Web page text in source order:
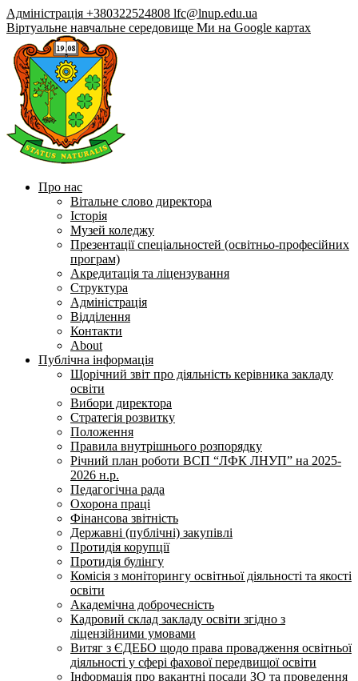
Адміністрація +380322524808 lfc@lnup.edu.ua
Віртуальне навчальне середовище Ми на Google картах
Про нас
Вітальне слово директора
Історія
Музей коледжу
Презентації спеціальностей (освітньо-професійних
програм)
Акредитація та ліцензування
Структура
Адміністрація
Відділення
Контакти
About
Публічна інформація
Щорічний звіт про діяльність керівника закладу
освіти
Вибори директора
Стратегія розвитку
Положення
Правила внутрішнього розпорядку
Річний план роботи ВСП “ЛФК ЛНУП” на 2025-
2026 н.р.
Педагогічна рада
Охорона праці
Фінансова звітність
Державні (публічні) закупівлі
Протидія корупції
Протидія булінгу
Комісія з моніторингу освітньої діяльності та якості
освіти
Академічна доброчесність
Кадровий склад закладу освіти згідно з
ліцензійними умовами
Витяг з ЄДЕБО щодо права провадження освітньої
діяльності у сфері фахової передвищої освіти
Інформація про вакантні посади ЗО та проведення